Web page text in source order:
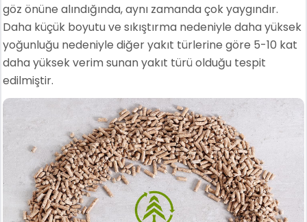
göz önüne alındığında, aynı zamanda çok yaygındır.
Daha küçük boyutu ve sıkıştırma nedeniyle daha yüksek
yoğunluğu nedeniyle diğer yakıt türlerine göre 5-10 kat
daha yüksek verim sunan yakıt türü olduğu tespit
edilmiştir.